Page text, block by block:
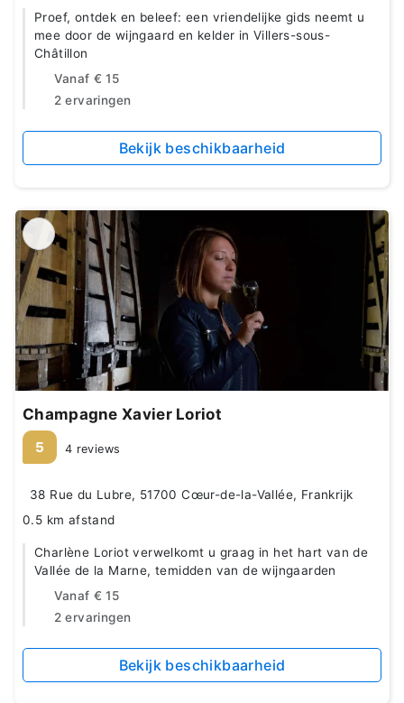
Proef, ontdek en beleef: een vriendelijke gids neemt u
mee door de wijngaard en kelder in Villers-sous-
Châtillon
Vanaf € 15
2 ervaringen
Bekijk beschikbaarheid
Champagne Xavier Loriot
5 4 reviews
38 Rue du Lubre, 51700 Cœur-de-la-Vallée, Frankrijk
0.5 km afstand
Charlène Loriot verwelkomt u graag in het hart van de
Vallée de la Marne, temidden van de wijngaarden
Vanaf € 15
2 ervaringen
Bekijk beschikbaarheid